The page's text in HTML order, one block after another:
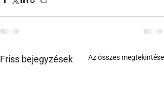
Friss bejegyzések Az összes megtekintése